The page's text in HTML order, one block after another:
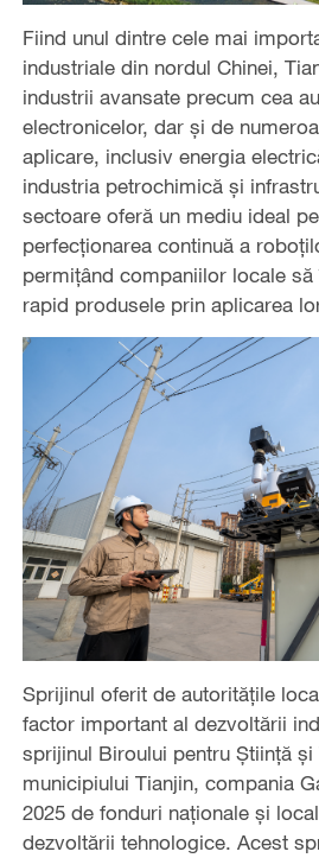
Fiind unul dintre cele mai
industriale din nordul Chinei,
industrii avansate precum cea
electronicelor, dar și de
aplicare, inclusiv energia
industria petrochimică și
sectoare oferă un mediu ideal
perfecționarea continuă a
permițând companiilor locale
rapid produsele prin aplicarea
Sprijinul oferit de autoritățile
factor important al dezvoltării
sprijinul Biroului pentru Știință și
municipiului Tianjin, compania
2025 de fonduri naționale și
dezvoltării tehnologice. Acest